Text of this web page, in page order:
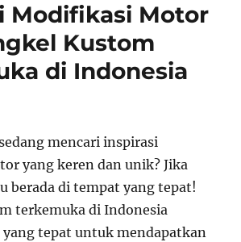
Modifikasi Motor
Kustom
di Indonesia
mencari inspirasi
yang keren dan unik? Jika
berada di tempat yang tepat!
terkemuka di Indonesia
tepat untuk mendapatkan